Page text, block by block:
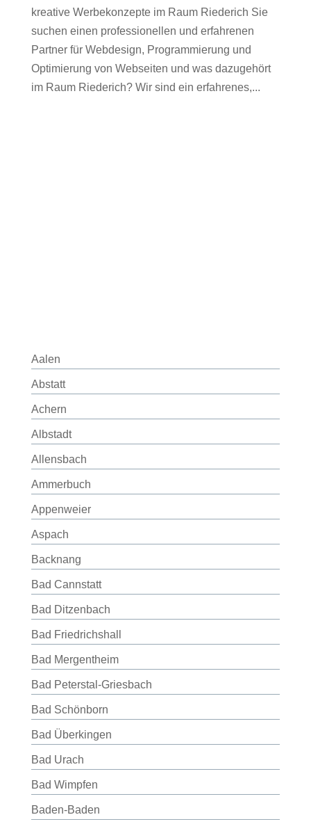
kreative Werbekonzepte im Raum Riederich Sie
suchen einen professionellen und erfahrenen
Partner für Webdesign, Programmierung und
Optimierung von Webseiten und was dazugehört
im Raum Riederich? Wir sind ein erfahrenes,...
Aalen
Abstatt
Achern
Albstadt
Allensbach
Ammerbuch
Appenweier
Aspach
Backnang
Bad Cannstatt
Bad Ditzenbach
Bad Friedrichshall
Bad Mergentheim
Bad Peterstal-Griesbach
Bad Schönborn
Bad Überkingen
Bad Urach
Bad Wimpfen
Baden-Baden